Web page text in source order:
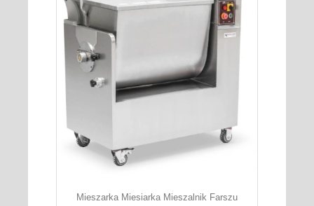
Mieszarka Miesiarka Mieszalnik Farszu